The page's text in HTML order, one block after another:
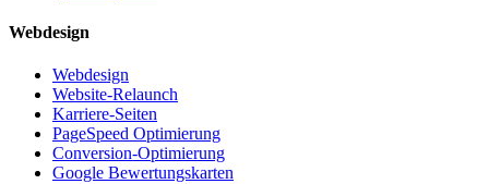
Webdesign
Webdesign
Website-Relaunch
Karriere-Seiten
PageSpeed Optimierung
Conversion-Optimierung
Google Bewertungskarten